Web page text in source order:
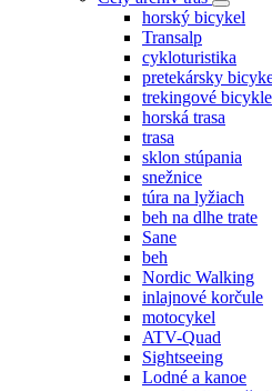
horský bicykel
Transalp
cykloturistika
pretekársky
trekingové bicykle
horská trasa
trasa
sklon stúpania
snežnice
túra na lyžiach
beh na dlhe trate
Sane
beh
Nordic Walking
inlajnové korčule
motocykel
ATV-Quad
Sightseeing
Lodné a kanoe